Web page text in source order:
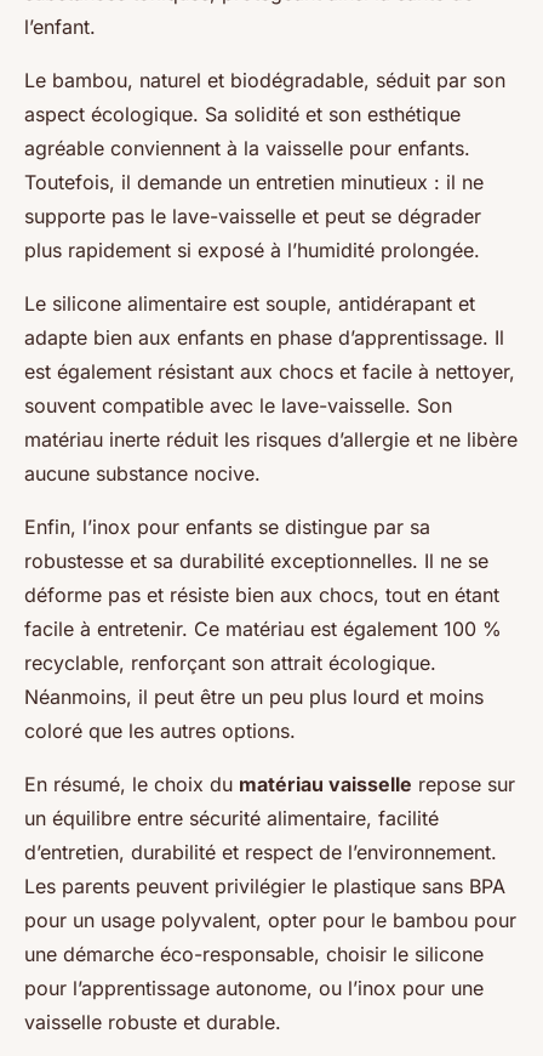
l’enfant.
Le bambou, naturel et biodégradable, séduit par son
aspect écologique. Sa solidité et son esthétique
agréable conviennent à la vaisselle pour enfants.
Toutefois, il demande un entretien minutieux : il ne
supporte pas le lave-vaisselle et peut se dégrader
plus rapidement si exposé à l’humidité prolongée.
Le silicone alimentaire est souple, antidérapant et
adapte bien aux enfants en phase d’apprentissage. Il
est également résistant aux chocs et facile à nettoyer,
souvent compatible avec le lave-vaisselle. Son
matériau inerte réduit les risques d’allergie et ne libère
aucune substance nocive.
Enfin, l’inox pour enfants se distingue par sa
robustesse et sa durabilité exceptionnelles. Il ne se
déforme pas et résiste bien aux chocs, tout en étant
facile à entretenir. Ce matériau est également 100 %
recyclable, renforçant son attrait écologique.
Néanmoins, il peut être un peu plus lourd et moins
coloré que les autres options.
En résumé, le choix du matériau vaisselle repose sur
un équilibre entre sécurité alimentaire, facilité
d’entretien, durabilité et respect de l’environnement.
Les parents peuvent privilégier le plastique sans BPA
pour un usage polyvalent, opter pour le bambou pour
une démarche éco-responsable, choisir le silicone
pour l’apprentissage autonome, ou l’inox pour une
vaisselle robuste et durable.